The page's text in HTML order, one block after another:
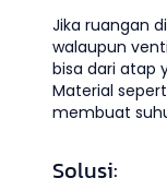
Jika ruangan
walaupun
bisa dari atap
Material
membuat
Solusi: